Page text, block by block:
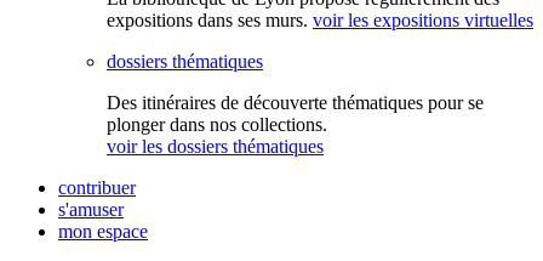
expositions dans ses murs. voir les expositions virtuelles
dossiers thématiques
Des itinéraires de découverte thématiques pour se
plonger dans nos collections.
voir les dossiers thématiques
contribuer
s'amuser
mon espace